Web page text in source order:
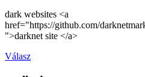
dark websites <a
href="https://github.com/
">darknet site </a>
Válasz